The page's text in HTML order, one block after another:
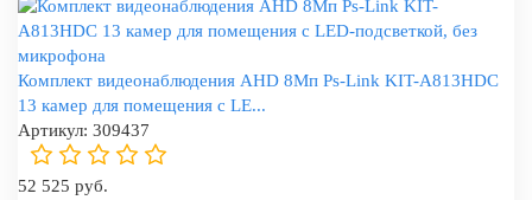
Комплект видеонаблюдения AHD 8Мп Ps-Link KIT-A813HDC
13 камер для помещения с LE...
Артикул: 309437
52 525 руб.